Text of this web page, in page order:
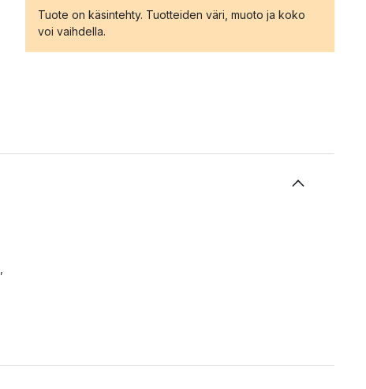
Tuote on käsintehty. Tuotteiden väri, muoto ja koko
voi vaihdella.